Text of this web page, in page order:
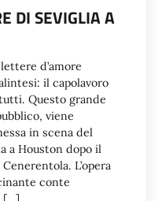
DI SEVIGLIA A
d’amore
il capolavoro
Questo grande
viene
in scena del
a Houston dopo il
L’opera
conte